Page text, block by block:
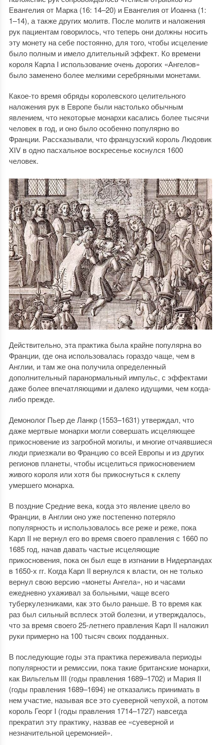
Евангелия от Марка (16: 14–20) и Евангелия от Иоанна (1:
1–14), а также других молитв. После молитв и наложения
рук пациентам говорилось, что теперь они должны носить
эту монету на себе постоянно, для того, чтобы исцеление
было полным и имело длительный эффект. Ко времени
короля Карла I использование очень дорогих «Ангелов»
было заменено более мелкими серебряными монетами.
Какое-то время обряды королевского целительного
наложения рук в Европе были настолько обычным
явлением, что некоторые монархи касались более тысячи
человек в год, и оно было особенно популярно во
Франции. Рассказывали, что французский король Людовик
XIV в одно пасхальное воскресенье коснулся 1600
человек.
Действительно, эта практика была крайне популярна во
Франции, где она использовалась гораздо чаще, чем в
Англии, и там же она получила определенный
дополнительный паранормальный импульс, с эффектами
даже более впечатляющими и далеко идущими, чем когда-
либо прежде.
Демонолог Пьер де Ланкр (1553–1631) утверждал, что
даже мертвые монархи могли совершать исцеляющее
прикосновение из загробной могилы, и многие отчаявшиеся
люди приезжали во Францию ​​со всей Европы и из других
регионов планеты, чтобы исцелиться прикосновением
живого короля или хотя бы прикоснуться к склепу
умершего монарха.
В поздние Средние века, когда это явление цвело во
Франции, в Англии оно уже постепенно потеряло
популярность и использовалось все реже и реже, пока
Карл II не вернул его во время своего правления с 1660 по
1685 год, начав давать частые исцеляющие
прикосновения, пока он был еще в изгнании в Нидерландах
в 1650-х гг. Когда Карл II вернулся к власти, он не только
вернул свою версию «монеты Ангела», но и часами
ежедневно ухаживал за больными, чаще всего
туберкулезниками, как это было раньше. В то время как
раз был сильный всплеск этой болезни, и утверждалось,
что за время своего 25-летнего правления Карл II наложил
руки примерно на 100 тысяч своих подданных.
В последующие годы эта практика переживала периоды
популярности и ремиссии, пока такие британские монархи,
как Вильгельм III (годы правления 1689–1702) и Мария II
(годы правления 1689–1694) не отказались принимать в
нем участие, называя все это суеверной чепухой, а потом
король Георг I (годы правления 1714–1727) навсегда
прекратил эту практику, назвав ее «суеверной и
незначительной церемонией».